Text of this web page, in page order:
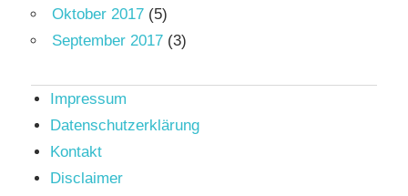
Oktober 2017 (5)
September 2017 (3)
Impressum
Datenschutzerklärung
Kontakt
Disclaimer